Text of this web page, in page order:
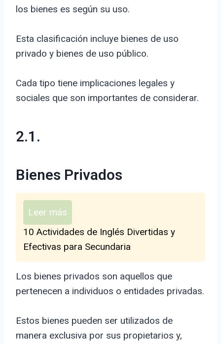
los bienes es según su uso.
Esta clasificación incluye bienes de uso
privado y bienes de uso público.
Cada tipo tiene implicaciones legales y
sociales que son importantes de considerar.
2.1.
Bienes Privados
Leer más
10 Actividades de Inglés Divertidas y
Efectivas para Secundaria
Los bienes privados son aquellos que
pertenecen a individuos o entidades privadas.
Estos bienes pueden ser utilizados de
manera exclusiva por sus propietarios y,